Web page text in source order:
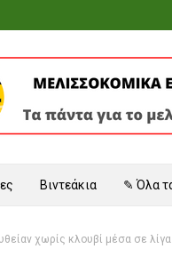
Βιντεάκια ✎ Όλα
χωρίς κλουβί μέσα σε